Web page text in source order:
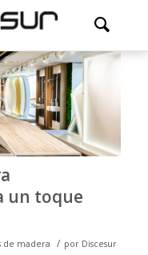
un toque
de madera / por Discesur